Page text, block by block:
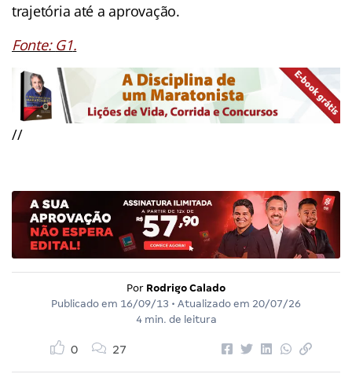
trajetória até a aprovação.
Fonte: G1.
//
Por Rodrigo Calado
Publicado em 16/09/13 • Atualizado em 20/07/26
4 min. de leitura
0 27